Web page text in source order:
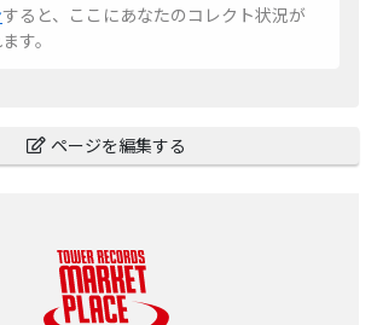
すると、ここにあなたのコレクト状況が
す。
ページを編集する